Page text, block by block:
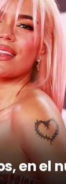
en el